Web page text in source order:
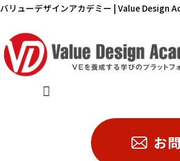
内
ス
バリューデザインアカデミー | Value Design
メ
ニ